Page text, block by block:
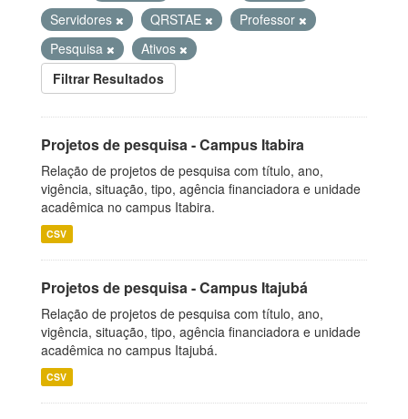
Servidores
QRSTAE
Professor
Pesquisa
Ativos
Filtrar Resultados
Projetos de pesquisa - Campus Itabira
Relação de projetos de pesquisa com título, ano,
vigência, situação, tipo, agência financiadora e unidade
acadêmica no campus Itabira.
CSV
Projetos de pesquisa - Campus Itajubá
Relação de projetos de pesquisa com título, ano,
vigência, situação, tipo, agência financiadora e unidade
acadêmica no campus Itajubá.
CSV